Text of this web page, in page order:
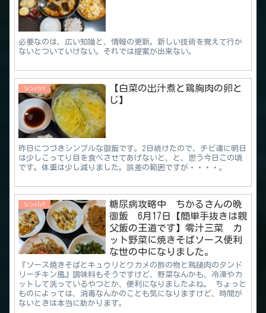
必要なのは、広い知識と、情報の更新。新しい技術を覚えて行か
ないとついていけない。それでは提案が出来ない。
シンパパ
【白菜の出汁煮と鶏胸肉の卵と
じ】
昨日につづきシンプルな御飯です。2日続けたので、チビ達に明日
は少しこってり目を食べさせてあげないと、と、思う今日この頃
です。体重は少し減りました。誤差の範囲ですが・・・・。
シンパパ
糖尿病攻略中 ちかるさんの晩
御飯 6月17日【簡単手抜きは親
父飯の王道です】零汁三菜 カ
ット野菜に焼きそばソース便利
な世の中になりました。
『ソース焼きそばとキュウリとワカメの酢の物と鶏腿肉のタンド
リーチキン風』調味料もそうですけど、野菜なんかも、冷凍やカ
ットして洗っているやつとか、便利になりましたよね。 ちょっと
ものによっては、消毒なんかのことも気になりますけど、時間が
ないときは本当に助かります。